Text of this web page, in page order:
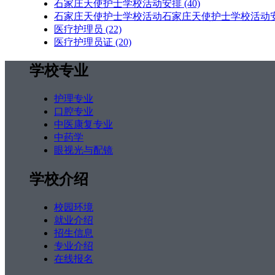
石家庄天使护士学校活动安排 (40)
石家庄天使护士学校活动石家庄天使护士学校活动
医疗护理员 (22)
医疗护理员证 (20)
学校专业
护理专业
口腔专业
中医康复专业
中药学
眼视光与配镜
学校介绍
校园环境
就业介绍
招生信息
专业介绍
在线报名